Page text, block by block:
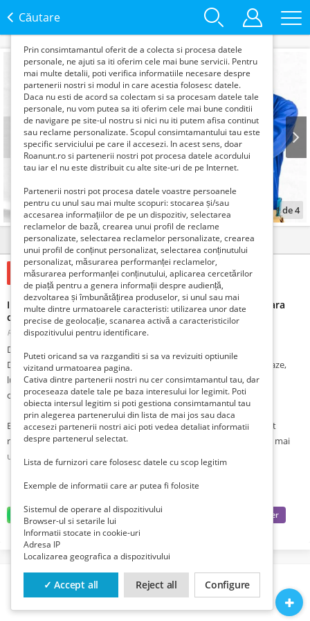
Căutare
1de4
Detalii Contact
850 Lei
Instalator teh.-sanitare si de gaze - CALIFICARE rapida (fara
curs)
Romania, Brasov, Brasov, Brasov, Publicat 4 săptămâni în urmă
DESCRIERE
Dacă cunoști meseria Instalator instalații tehnico-sanitare și de gaze,
lucrezi sau ai lucrat în acest domeniu, însă nu deții o diplomă de
calificare, atunci accesează acest program.
Este cea mai rapidă modalitate prin care poți dobândi un certificat
recunoscut doar pe baza cunoștințelor pe care le deții deja, fără a mai
urma un curs de durată.
Te poți înscrie online, telefonic sau pe WhatsApp și apoi să vii la centrul
într-o probă scrisă și una practică.
La evaluare te poți înscrie chiar dacă nu ai absolvit un curs, dat fiind că
aceasta se bazează pe ceea ce ne vei demonstra că știi să faci/ai învățat
la locul de muncă, individual sau din alte surse.
Întreg procesul de evaluare se desfășoară la Brașov, poate dura cel mult
date sunt folosite pentru analizarea traffic-ului pe site-ul
Prin consimtamantul oferit de a colecta si procesa datele
personale, ne ajuti sa iti oferim cele mai bune servicii. Pentru
mai multe detalii, poti verifica informatiile necesare despre
partenerii nostri si modul in care acestia folosesc datele.
Daca nu esti de acord sa colectam si sa procesam datele tale
personale, nu vom putea sa iti oferim cele mai bune conditii
de navigare pe site-ul nostru si nici nu iti putem afisa continut
sau reclame personalizate. Scopul consimtamantului tau este
specific serviciului pe care il accesezi. In acest sens, doar
Roanunt.ro si partenerii nostri pot procesa datele acordului
tau iar el nu este distribuit cu alte site-uri de pe Internet.
Partenerii nostri pot procesa datele voastre persoanele
pentru cu unul sau mai multe scopuri: stocarea și/sau
accesarea informațiilor de pe un dispozitiv, selectarea
reclamelor de bază, crearea unui profil de reclame
personalizate, selectarea reclamelor personalizate, crearea
unui profil de conținut personalizat, selectarea conținutului
personalizat, măsurarea performanței reclamelor,
măsurarea performanței conținutului, aplicarea cercetărilor
de piață pentru a genera informații despre audiență,
dezvoltarea și îmbunătățirea produselor, si unul sau mai
multe dintre urmatoarele caracteristi: utilizarea unor date
precise de geolocație, scanarea activă a caracteristicilor
dispozitivului pentru identificare.
Puteti oricand sa va razganditi si sa va revizuiti optiunile
vizitand urmatoarea pagina.
Cativa dintre partenerii nostri nu cer consimtamantul tau, dar
proceseaza datele tale pe baza interesului lor legimit. Poti
obiecta intersul legitim si poti gestiona consimtamantul tau
prin alegerea partenerului din lista de mai jos sau daca
accesezi partenerii nostri aici poti vedea detaliat informatii
despre partenerul selectat.
Lista de furnizori care folosesc datele cu scop legitim
Exemple de informatii care ar putea fi folosite
Sistemul de operare al dispozitivului
Browser-ul si setarile lui
Informatii stocate in cookie-uri
Adresa IP
Localizarea geografica a dispozitivului
✓ Accept all Reject all Configure